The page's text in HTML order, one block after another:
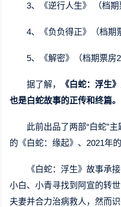
3、《逆行人生》 （档期
4、《负负得正》（档期
5、《解密》（档期票房
据了解，
《白蛇：浮生
也是白蛇故事的正传和终篇。
此前出品了两部“白蛇”
的《白蛇：缘起》、2021年
《白蛇：浮生》故事承
小白、小青寻找到阿宣的转
夫妻并合力治病救人，然而